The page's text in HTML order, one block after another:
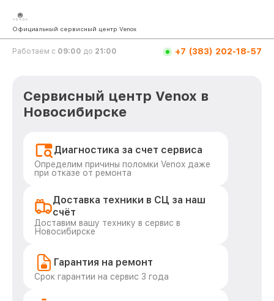
Официальный сервисный центр Venox
Работаем с 09:00 до 21:00 +7 (383) 202-18-57
Сервисный центр Venox в
Новосибирске
Диагностика за счет сервиса
Определим причины поломки Venox даже
при отказе от ремонта
Доставка техники в СЦ за наш
счёт
Доставим вашу технику в сервис в
Новосибирске
Гарантия на ремонт
Срок гарантии на сервис 3 года